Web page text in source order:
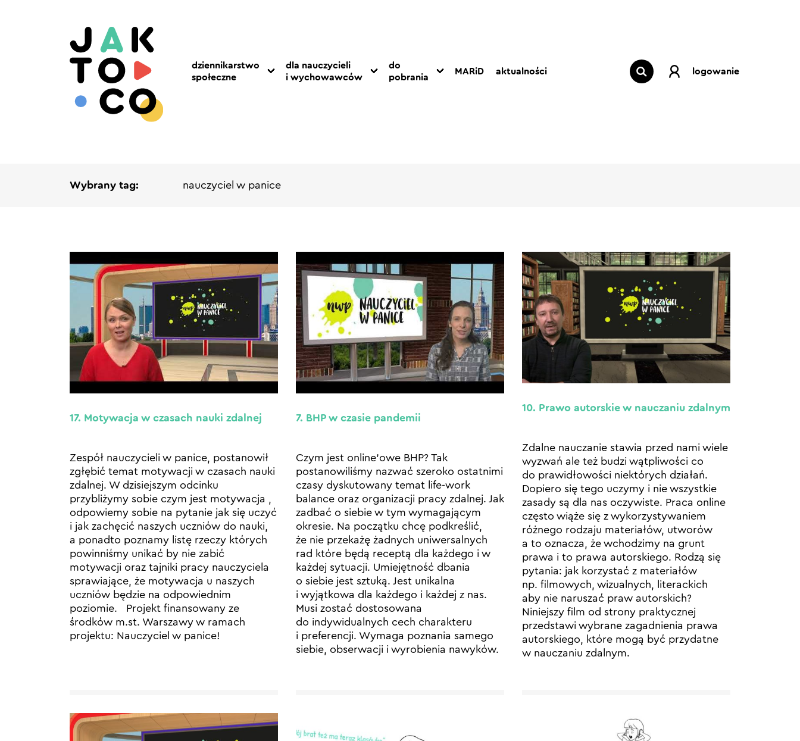
dziennikarstwo
społeczne
dla nauczycieli
i wychowawców
do
pobrania
MARiD aktualności logowanie
Wybrany tag: nauczyciel w panice
17. Motywacja w czasach nauki zdalnej
Zespół nauczycieli w panice, postanowił
zgłębić temat motywacji w czasach nauki
zdalnej. W dzisiejszym odcinku
przybliżymy sobie czym jest motywacja ,
odpowiemy sobie na pytanie jak się uczyć
i jak zachęcić naszych uczniów do nauki,
a ponadto poznamy listę rzeczy których
powinniśmy unikać by nie zabić
motywacji oraz tajniki pracy nauczyciela
sprawiające, że motywacja u naszych
uczniów będzie na odpowiednim
poziomie. Projekt finansowany ze
środków m.st. Warszawy w ramach
projektu: Nauczyciel w panice!
7. BHP w czasie pandemii
Czym jest online’owe BHP? Tak
postanowiliśmy nazwać szeroko ostatnimi
czasy dyskutowany temat life-work
balance oraz organizacji pracy zdalnej. Jak
zadbać o siebie w tym wymagającym
okresie. Na początku chcę podkreślić,
że nie przekażę żadnych uniwersalnych
rad które będą receptą dla każdego i w
każdej sytuacji. Umiejętność dbania
o siebie jest sztuką. Jest unikalna
i wyjątkowa dla każdego i każdej z nas.
Musi zostać dostosowana
do indywidualnych cech charakteru
i preferencji. Wymaga poznania samego
siebie, obserwacji i wyrobienia nawyków.
10. Prawo autorskie w nauczaniu zdalnym
Zdalne nauczanie stawia przed nami wiele
wyzwań ale też budzi wątpliwości co
do prawidłowości niektórych działań.
Dopiero się tego uczymy i nie wszystkie
zasady są dla nas oczywiste. Praca online
często wiąże się z wykorzystywaniem
różnego rodzaju materiałów, utworów
a to oznacza, że wchodzimy na grunt
prawa i to prawa autorskiego. Rodzą się
pytania: jak korzystać z materiałów
np. filmowych, wizualnych, literackich
aby nie naruszać praw autorskich?
Niniejszy film od strony praktycznej
przedstawi wybrane zagadnienia prawa
autorskiego, które mogą być przydatne
w nauczaniu zdalnym.